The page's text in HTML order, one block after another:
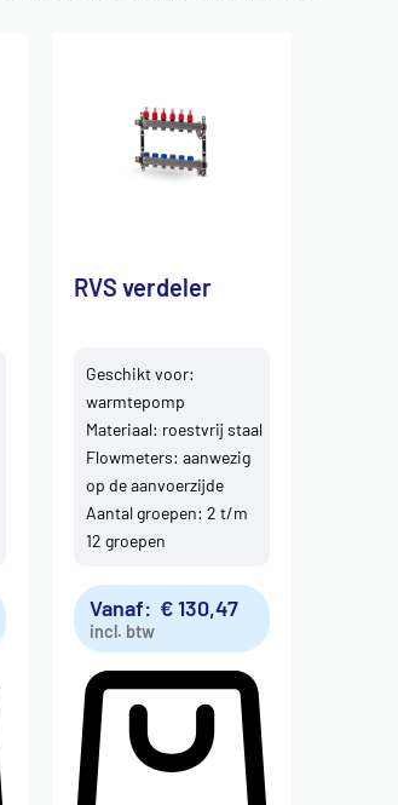
RVS verdeler
Geschikt voor:
warmtepomp
Materiaal: roestvrij staal
Flowmeters: aanwezig
op de aanvoerzijde
Aantal groepen: 2 t/m
12 groepen
Vanaf: €130,47
incl. btw